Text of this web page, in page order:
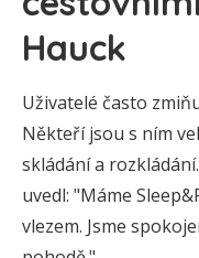
Hauck
Uživatelé často
Někteří jsou s ním
skládání a
uvedl: "Máme
vlezem. Jsme